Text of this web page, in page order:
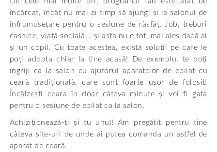
încărcat, încât nu mai ai timp să ajungi și la salonul de
înfrumusețare pentru o sesiune de răsfăț. Job, treburi
casnice, viață socială... și asta nu e tot, mai ales dacă ai
și un copil. Cu toate acestea, există soluții pe care le
poți adopta chiar la tine acasă! De exemplu. te poți
îngriji ca la salon cu ajutorul aparatelor de epilat cu
ceară tradițională, care sunt foarte ușor de folosit!
Încălzești ceara în doar câteva minute și vei fi gata
pentru o sesiune de epilat ca la salon.
Achiziționează-ți și tu unul! Am pregătit pentru tine
câteva site-uri de unde ai putea comanda un astfel de
aparat de ceară.